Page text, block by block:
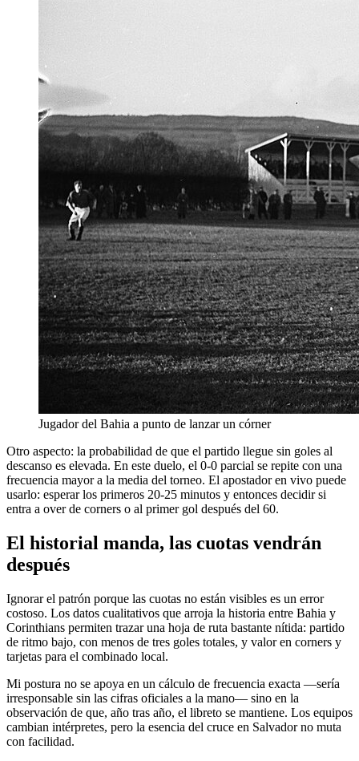
Jugador del Bahia a punto de lanzar un córner
Otro aspecto: la probabilidad de que el partido llegue sin goles al
descanso es elevada. En este duelo, el 0-0 parcial se repite con una
frecuencia mayor a la media del torneo. El apostador en vivo puede
usarlo: esperar los primeros 20-25 minutos y entonces decidir si
entra a over de corners o al primer gol después del 60.
El historial manda, las cuotas vendrán
después
Ignorar el patrón porque las cuotas no están visibles es un error
costoso. Los datos cualitativos que arroja la historia entre Bahia y
Corinthians permiten trazar una hoja de ruta bastante nítida: partido
de ritmo bajo, con menos de tres goles totales, y valor en corners y
tarjetas para el combinado local.
Mi postura no se apoya en un cálculo de frecuencia exacta —sería
irresponsable sin las cifras oficiales a la mano— sino en la
observación de que, año tras año, el libreto se mantiene. Los equipos
cambian intérpretes, pero la esencia del cruce en Salvador no muta
con facilidad.